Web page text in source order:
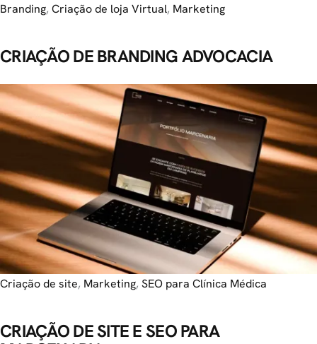
Branding, Criação de loja Virtual, Marketing
CRIAÇÃO DE BRANDING ADVOCACIA
Criação de site, Marketing, SEO para Clínica Médica
CRIAÇÃO DE SITE E SEO PARA